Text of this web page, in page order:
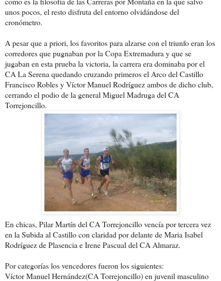
unos pocos, el resto disfruta del entorno olvidándose del
cronómetro.
A pesar que a priori, los favoritos para alzarse con el triunfo eran los
corredores que pugnaban por la Copa Extremadura y que se
jugaban en esta prueba la victoria, la carrera era dominaba por el
CA La Serena quedando cruzando primeros el Arco del Castillo
Francisco Robles y Víctor Manuel Rodríguez ambos de dicho club,
cerrando el podio de la general Miguel Madruga del CA
Torrejoncillo.
En chicas, Pilar Martín del CA Torrejoncillo vencía por tercera vez
en la Subida al Castillo con claridad por delante de Maria Isabel
Rodríguez de Plasencia e Irene Pascual del CA Almaraz.
Por categorías los vencedores fueron los siguientes:
Víctor Manuel Hernández(CA Torrejoncillo) en juvenil masculino